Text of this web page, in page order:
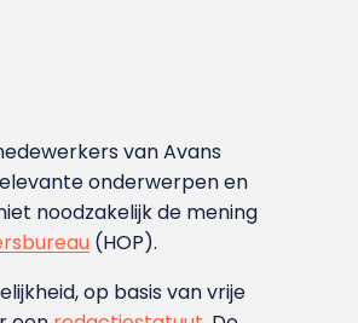
van Avans
onderwerpen en
noodzakelijk de mening
(HOP).
op basis van vrije